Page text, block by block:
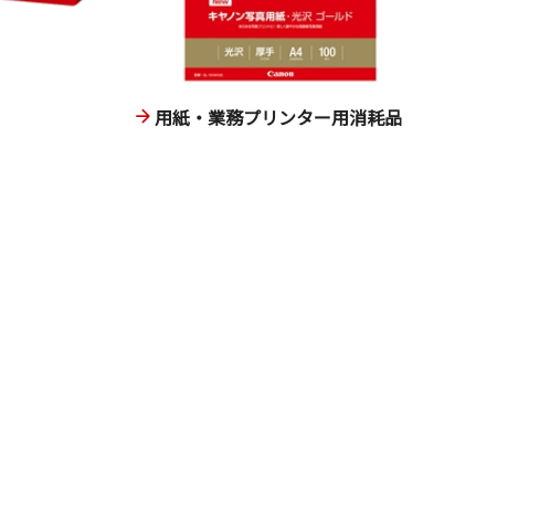
用紙・業務プリンター用消耗品